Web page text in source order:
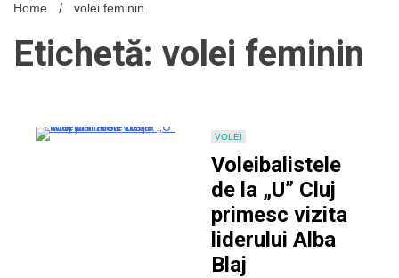
Home volei feminin
Etichetă: volei feminin
VOLEI
Voleibalistele
de la „U” Cluj
primesc vizita
liderului Alba
Blaj